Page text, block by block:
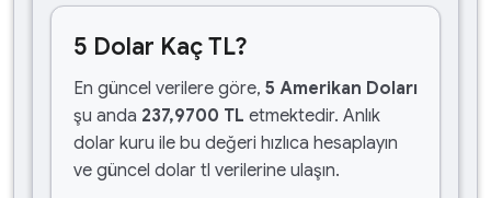
5 Dolar Kaç TL?
En güncel verilere göre, 5 Amerikan Doları
şu anda 237,9700 TL etmektedir. Anlık
dolar kuru ile bu değeri hızlıca hesaplayın
ve güncel dolar tl verilerine ulaşın.